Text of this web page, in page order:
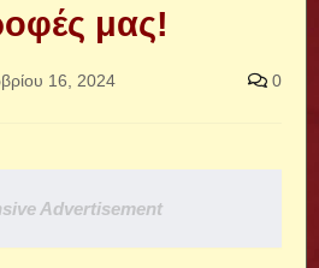
μας!
16, 2024 0
Advertisement